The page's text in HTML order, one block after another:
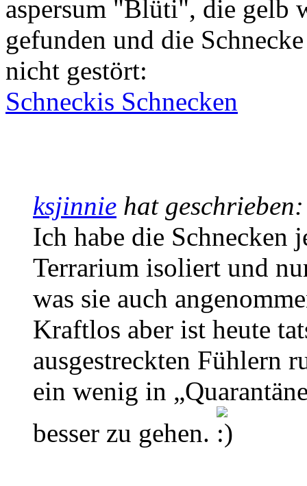
aspersum "Blüti", die gelb
gefunden und die
nicht gestört:
Schneckis Schnecken
ksjinnie hat
Ich habe die Schnecken
Terrarium isoliert und
was sie auch
Kraftlos aber ist heute
ausgestreckten Fühlern
ein wenig in
besser zu gehen.